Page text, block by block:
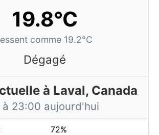
19.8°C
comme 19.2°C
Dégagé
à Laval, Canada
23:00 aujourd'hui
72%